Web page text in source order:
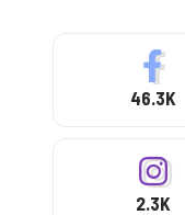
46.3K
2.3K